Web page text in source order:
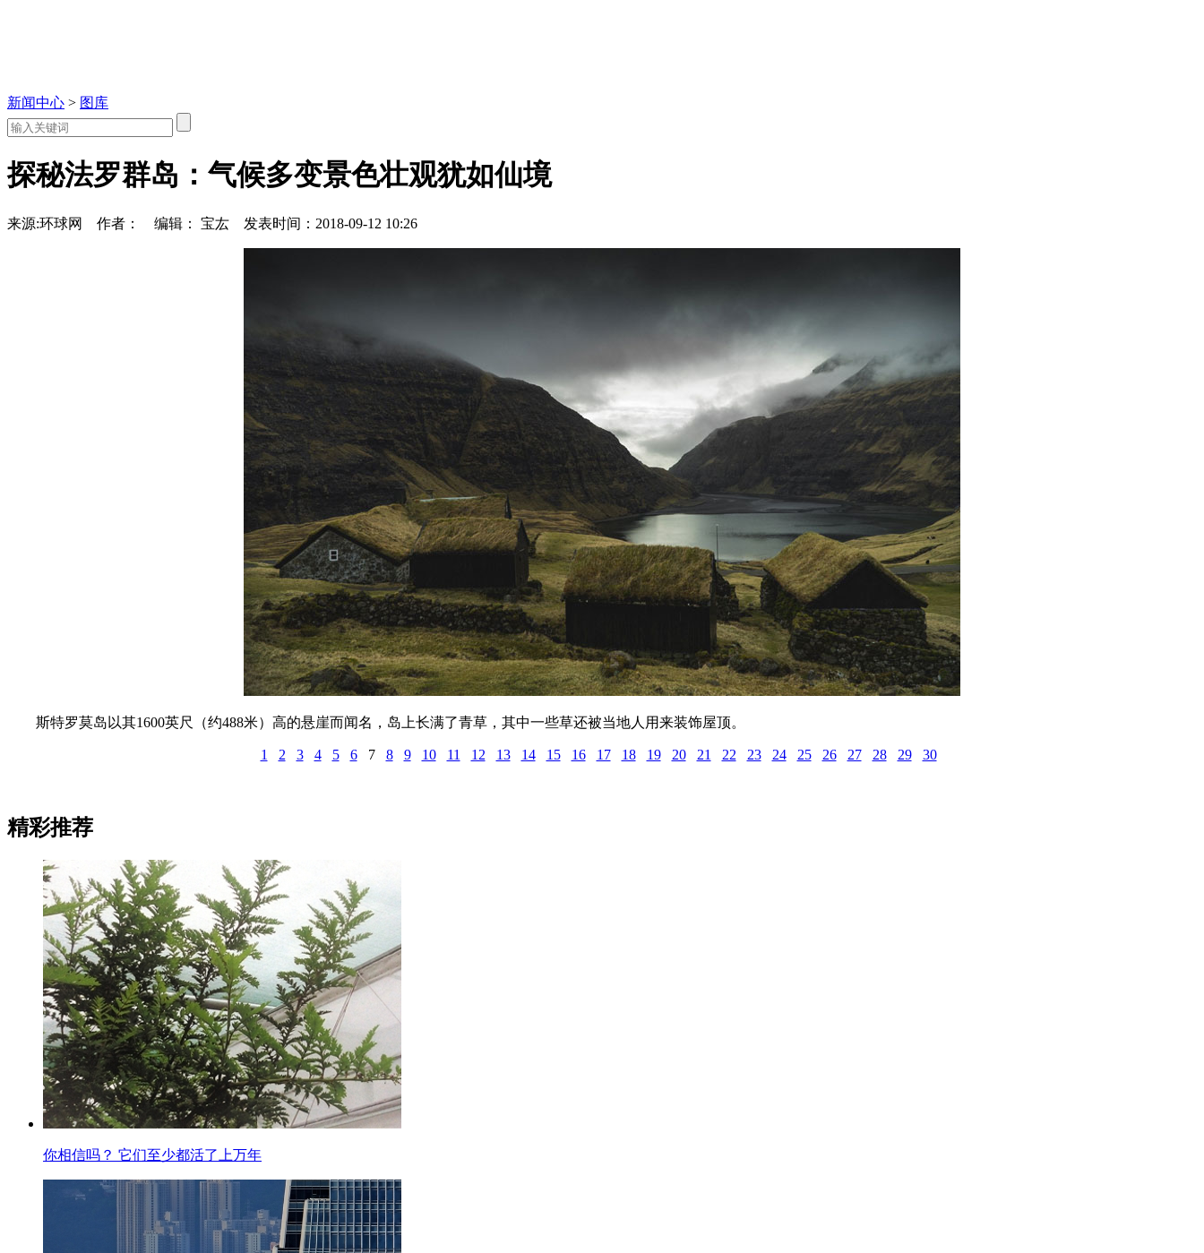
新闻中心 > 图库
探秘法罗群岛：气候多变景色壮观犹如仙境
来源:环球网 作者： 编辑： 宝厷 发表时间：2018-09-12 10:26
斯特罗莫岛以其1600英尺（约488米）高的悬崖而闻名，岛上长满了青草，其中一些草还被当地人用来装饰屋顶。
1 2 3 4 5 6 7 8 9 10 11 12 13 14 15 16 17 18 19 20 21 22 23 24 25 26 27 28 29 30
精彩推荐
你相信吗？ 它们至少都活了上万年